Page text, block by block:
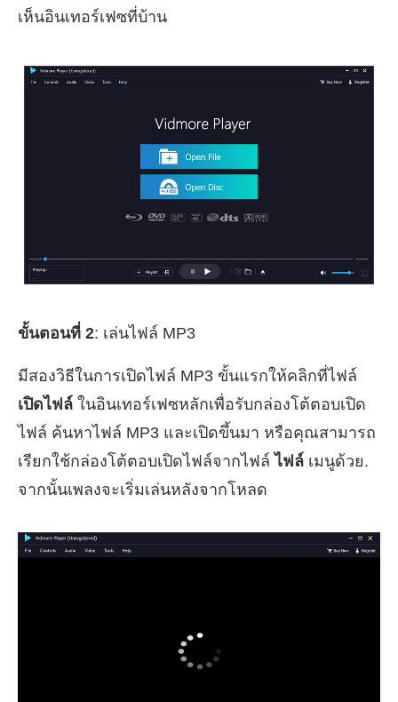
เห็นอินเทอร์เฟซที่บ้าน
ขั้นตอนที่ 2: เล่นไฟล์ MP3
มีสองวิธีในการเปิดไฟล์ MP3 ขั้นแรกให้คลิกที่ไฟล์
เปิดไฟล์ ในอินเทอร์เฟซหลักเพื่อรับกล่องโต้ตอบเปิด
ไฟล์ ค้นหาไฟล์ MP3 และเปิดขึ้นมา หรือคุณสามารถ
เรียกใช้กล่องโต้ตอบเปิดไฟล์จากไฟล์ ไฟล์ เมนูด้วย.
จากนั้นเพลงจะเริ่มเล่นหลังจากโหลด